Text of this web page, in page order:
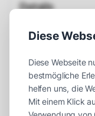
Details
Einsatzort
Platzbedarf
Aufbauzeit
Diese
Diese Webseite
bestmögliche
helfen uns, die
Mit einem Klick